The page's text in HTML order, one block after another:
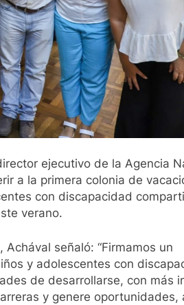
ejecutivo de la Agencia
a la primera colonia de
con discapacidad
verano.
señaló: “Firmamos un
y adolescentes con
de desarrollarse, con más
y genere oportunidades,